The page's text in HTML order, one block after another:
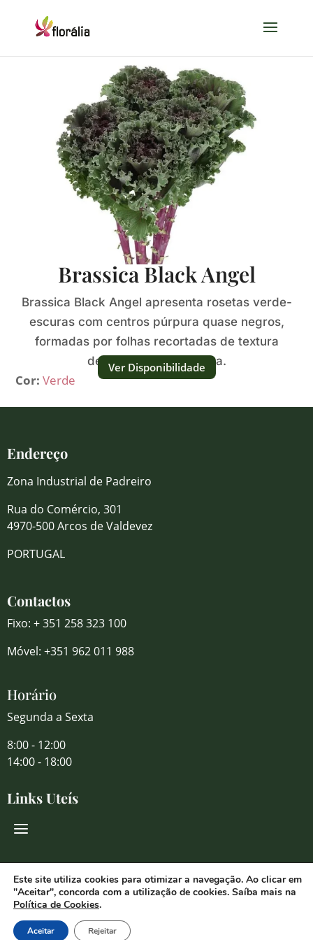
Brassica Black Angel
Brassica Black Angel apresenta rosetas verde-
escuras com centros púrpura quase negros,
formadas por folhas recortadas de textura
densa, rica e dramática.
Cor: Verde
Ver Disponibilidade
Endereço
Zona Industrial de Padreiro
Rua do Comércio, 301
4970-500 Arcos de Valdevez
PORTUGAL
Contactos
Fixo: + 351 258 323 100
Móvel: +351 962 011 988
Horário
Segunda a Sexta
8:00 - 12:00
14:00 - 18:00
Links Uteís
Redes Sociais
© 2026 Florália Comércio de Flores
Este site utiliza cookies para otimizar a navegação. Ao clicar em
"Aceitar", concorda com a utilização de cookies. Saíba mais na
Política de Cookies.
Aceitar Rejeitar